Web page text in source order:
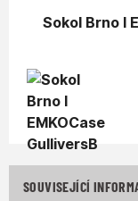
Sokol Brno I
SOUVISEJÍCÍ